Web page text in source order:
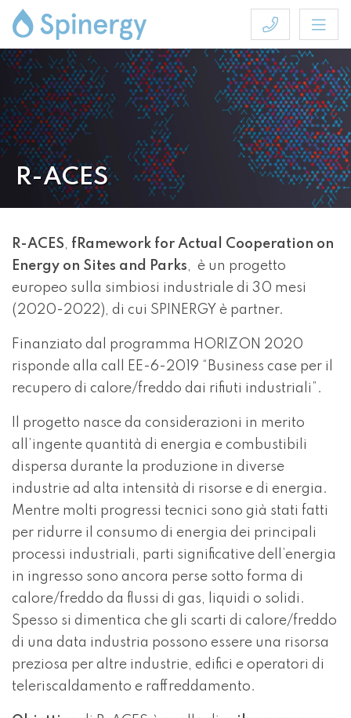
R-ACES
R-ACES
fRamework for Actual Cooperation on
Energy on Sites and Parks , è un progetto
europeo sulla simbiosi industriale di 30 mesi
(2020-2022), di cui SPINERGY è partner.
Finanziato dal programma HORIZON 2020
risponde alla call EE-6-2019 “Business case per il
recupero di calore/freddo dai rifiuti industriali”.
Il progetto nasce da considerazioni in merito
all’ingente quantità di energia e combustibili
dispersa durante la produzione in diverse
industrie ad alta intensità di risorse e di energia.
Mentre molti progressi tecnici sono già stati fatti
per ridurre il consumo di energia dei principali
processi industriali, parti significative dell’energia
in ingresso sono ancora perse sotto forma di
calore/freddo da flussi di gas, liquidi o solidi.
Spesso si dimentica che gli scarti di calore/freddo
di una data industria possono essere una risorsa
preziosa per altre industrie, edifici e operatori di
teleriscaldamento e raffreddamento.